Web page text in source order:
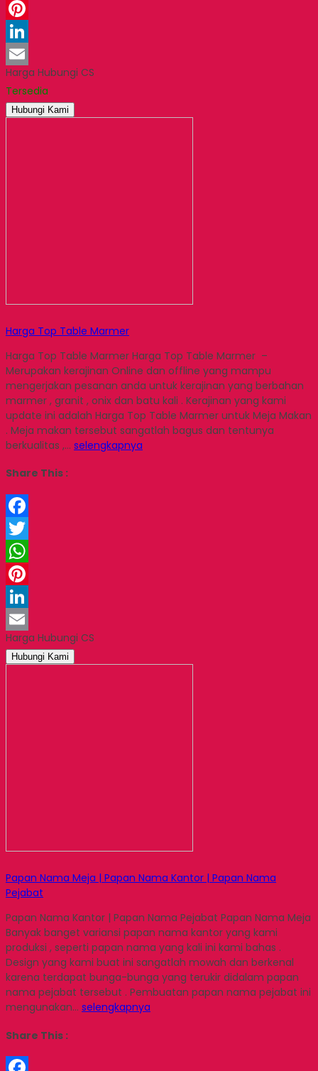
WhatsApp
Pinterest
LinkedIn
Email
Harga Hubungi CS
Tersedia
Hubungi Kami
Harga Top Table Marmer
Harga Top Table Marmer Harga Top Table Marmer –
Merupakan kerajinan Online dan offline yang mampu
mengerjakan pesanan anda untuk kerajinan yang berbahan
marmer , granit , onix dan batu kali . Kerajinan yang kami
update ini adalah Harga Top Table Marmer untuk Meja Makan
. Meja makan tersebut sangatlah bagus dan tentunya
berkualitas ,… selengkapnya
Share This :
Facebook
Twitter
WhatsApp
Pinterest
LinkedIn
Email
Harga Hubungi CS
Hubungi Kami
Papan Nama Meja | Papan Nama Kantor | Papan Nama
Pejabat
Papan Nama Kantor | Papan Nama Pejabat Papan Nama Meja
Banyak banget variansi papan nama kantor yang kami
produksi , seperti papan nama yang kali ini kami bahas .
Design yang kami buat ini sangatlah mowah dan berkenal
karena terdapat bunga-bunga yang terukir didalam papan
nama pejabat tersebut . Pembuatan papan nama pejabat ini
mengunakan… selengkapnya
Share This :